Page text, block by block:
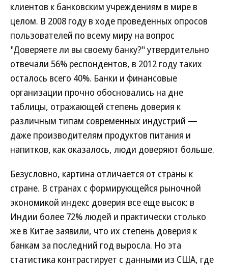
клиентов к банковским учреждениям в мире в
целом. В 2008 году в ходе проведенных опросов
пользователей по всему миру на вопрос
"Доверяете ли вы своему банку?" утвердительно
отвечали 56% респондентов, в 2012 году таких
осталось всего 40%. Банки и финансовые
организации прочно обосновались на дне
таблицы, отражающей степень доверия к
различным типам современных индустрий —
даже производителям продуктов питания и
напитков, как оказалось, люди доверяют больше.
Безусловно, картина отличается от страны к
стране. В странах с формирующейся рыночной
экономикой индекс доверия все еще высок: в
Индии более 72% людей и практически столько
же в Китае заявили, что их степень доверия к
банкам за последний год выросла. Но эта
статистика контрастирует с данными из США, где